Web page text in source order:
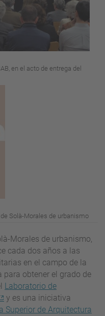
en el acto de entrega del
Solà-Morales de urbanismo
Morales de urbanismo,
cada dos años a las
en el campo de la
obtener el grado de
Laboratorio de
y es una iniciativa
Superior de Arquitectura